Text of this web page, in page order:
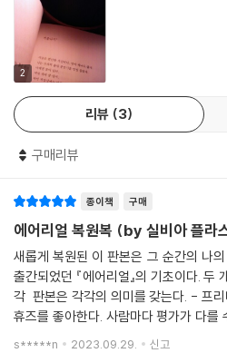
『에어리얼』은 작가가 의도한 형태에서
부”되었다. 테드 휴스는 실비아 플라스의
처상을 수상했다)을 펴내면서, 그 책에 『
다. 하지만 이는 오히려 공개적으로 테드
을 뿐이다. 바로 이 지점이 오늘날 실비아
들’의 원고가 복원되는 까닭이다. 남편 테
를 원래대로 다시 되돌려놓기 위해서.
“어머니는 『에어리얼』의 원고를 ‘사랑
pring’이라는 단어로 끝나게 만들었다.
전부터 새로운 삶의 결단에 이르기까지
극심한 고통과 분노를 담도록 의도된 것
다른 모든 고통까지 규정했고 그 고통에
나의 테마를 제시했다.” ―프리다 휴스의
2
리뷰 3
구매리뷰
종이책 구매
에어리얼 복원복 (by 실비아 플라
새롭게 복원된 이 판본은 그 순간의 나의 어머니이다.
출간되었던 『에어리얼』의 기초이다. 두 개의 역사가 하나님에도 불구하고
각 판본은 각각의 의미를 갖는다. - 프리다 휴스 고백하자면 나는 테드
휴즈를 좋아한다. 사람마다 평가가 다를
20세기 영미문학 최고의 시인이라고 평가한다. 실비아 플라스
s*****n 2023.09.29. 신고